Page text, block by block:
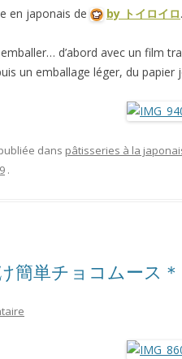
en japonais de by トイロイロ
d’abord avec un film
un emballage léger, du papier
dans pâtisseries à la
.
簡単チョコムース＊